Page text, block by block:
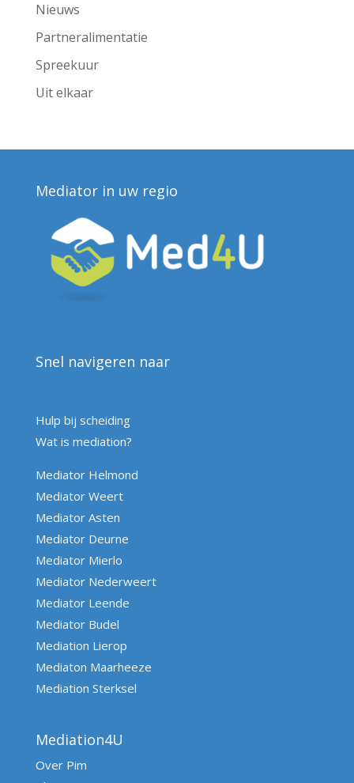
Nieuws
Partneralimentatie
Spreekuur
Uit elkaar
Mediator in uw regio
Snel navigeren naar
Hulp bij scheiding
Wat is mediation?
Mediator Helmond
Mediator Weert
Mediator Asten
Mediator Deurne
Mediator Mierlo
Mediator Nederweert
Mediator Leende
Mediator Budel
Mediation Lierop
Mediaton Maarheeze
Mediation Sterksel
Mediation4U
Over Pim